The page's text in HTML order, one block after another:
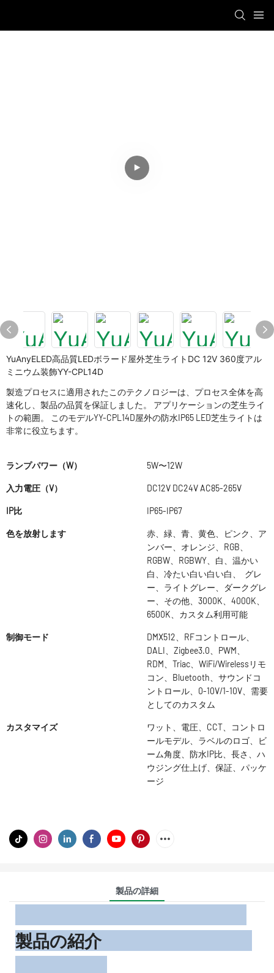
YuAnyELED高品質LEDボラード屋外芝生ライトDC 12V 360度アル
ミニウム装飾YY-CPL14D
製造プロセスに適用されたこのテクノロジーは、プロセス全体を高
速化し、製品の品質を保証しました。 アプリケーションの芝生ライ
トの範囲。 このモデルYY-CPL14D屋外の防水IP65 LED芝生ライトは
非常に役立ちます。
ランプパワー（W） 5W〜12W
入力電圧（V） DC12V DC24V AC85-265V
IP比 IP65-IP67
色を放射します
赤、緑、青、黄色、ピンク、ア
ンバー、オレンジ、RGB、
RGBW、RGBWY、白、温かい
白、冷たい白い白い白、 グレ
ー、ライトグレー、ダークグレ
ー、その他、3000K、4000K、
6500K、カスタム利用可能
制御モード
DMX512、RFコントロール、
DALI、Zigbee3.0、PWM、
RDM、Triac、WiFi/Wirelessリモ
コン、Bluetooth、サウンドコ
ントロール、0-10V/1-10V、需要
としてのカスタム
カスタマイズ
ワット、電圧、CCT、コントロ
ールモデル、ラベルのロゴ、ビ
ーム角度、防水IP比、長さ、ハ
ウジング仕上げ、保証、パッケ
ージ
製品の詳細
製品の紹介